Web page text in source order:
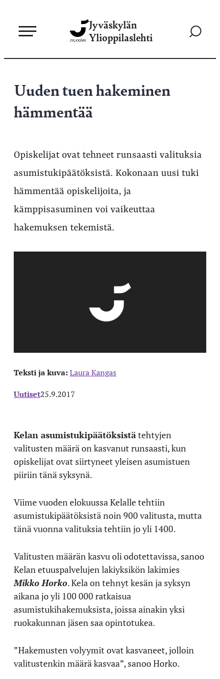
sisältöön
Jyväskylän
Ylioppilaslehti
Siirry
Uuden tuen hakeminen
hämmentää
Opiskelijat ovat tehneet runsaasti valituksia
asumistukipäätöksistä. Kokonaan uusi tuki
hämmentää opiskelijoita, ja
kämppisasuminen voi vaikeuttaa
hakemuksen tekemistä.
Teksti ja kuva:Laura Kangas
Uutiset25.9.2017
Kelan asumistukipäätöksistätehtyjen
valitusten määrä on kasvanut runsaasti, kun
opiskelijat ovat siirtyneet yleisen asumistuen
piiriin tänä syksynä.
Viime vuoden elokuussa Kelalle tehtiin
asumistukipäätöksistä noin 900 valitusta, mutta
tänä vuonna valituksia tehtiin jo yli 1400.
Valitusten määrän kasvu oli odotettavissa, sanoo
Kelan etuuspalvelujen lakiyksikön lakimies
Mikko Horko. Kela on tehnyt kesän ja syksyn
aikana jo yli 100 000 ratkaisua
asumistukihakemuksista, joissa ainakin yksi
ruokakunnan jäsen saa opintotukea.
”Hakemusten volyymit ovat kasvaneet, jolloin
valitustenkin määrä kasvaa”, sanoo Horko.